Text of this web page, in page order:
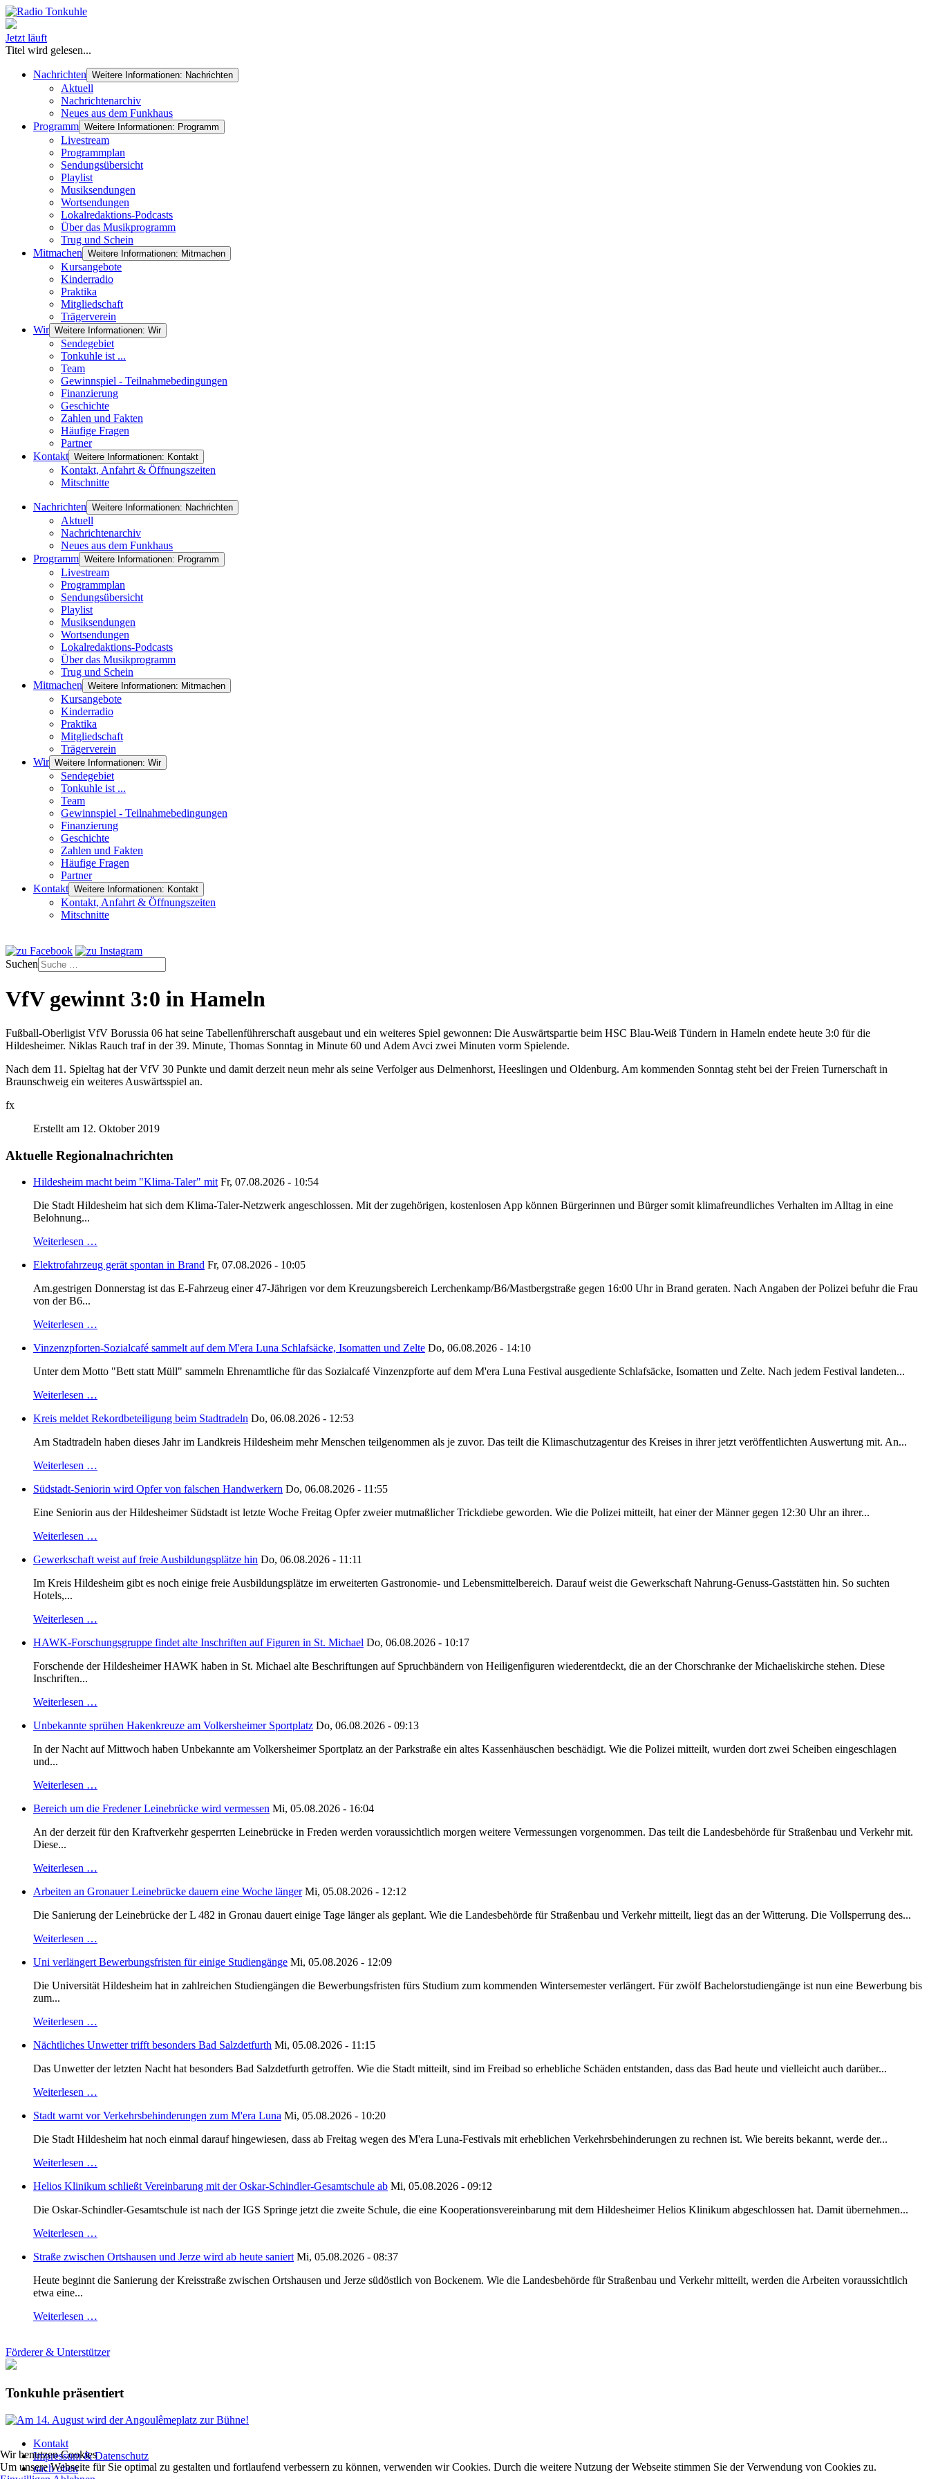
Jetzt läuft
Titel wird gelesen...
Nachrichten Weitere Informationen: Nachrichten
Aktuell
Nachrichtenarchiv
Neues aus dem Funkhaus
Programm Weitere Informationen: Programm
Livestream
Programmplan
Sendungsübersicht
Playlist
Musiksendungen
Wortsendungen
Lokalredaktions-Podcasts
Über das Musikprogramm
Trug und Schein
Mitmachen Weitere Informationen: Mitmachen
Kursangebote
Kinderradio
Praktika
Mitgliedschaft
Trägerverein
Wir Weitere Informationen: Wir
Sendegebiet
Tonkuhle ist ...
Team
Gewinnspiel - Teilnahmebedingungen
Finanzierung
Geschichte
Zahlen und Fakten
Häufige Fragen
Partner
Kontakt Weitere Informationen: Kontakt
Kontakt, Anfahrt & Öffnungszeiten
Mitschnitte
Nachrichten Weitere Informationen: Nachrichten
Aktuell
Nachrichtenarchiv
Neues aus dem Funkhaus
Programm Weitere Informationen: Programm
Livestream
Programmplan
Sendungsübersicht
Playlist
Musiksendungen
Wortsendungen
Lokalredaktions-Podcasts
Über das Musikprogramm
Trug und Schein
Mitmachen Weitere Informationen: Mitmachen
Kursangebote
Kinderradio
Praktika
Mitgliedschaft
Trägerverein
Wir Weitere Informationen: Wir
Sendegebiet
Tonkuhle ist ...
Team
Gewinnspiel - Teilnahmebedingungen
Finanzierung
Geschichte
Zahlen und Fakten
Häufige Fragen
Partner
Kontakt Weitere Informationen: Kontakt
Kontakt, Anfahrt & Öffnungszeiten
Mitschnitte
Suchen
VfV gewinnt 3:0 in Hameln
Fußball-Oberligist VfV Borussia 06 hat seine Tabellenführerschaft ausgebaut und ein weiteres Spiel gewonnen: Die Auswärtspartie beim HSC Blau-Weiß Tündern in Hameln endete heute 3:0 für die
Hildesheimer. Niklas Rauch traf in der 39. Minute, Thomas Sonntag in Minute 60 und Adem Avci zwei Minuten vorm Spielende.
Nach dem 11. Spieltag hat der VfV 30 Punkte und damit derzeit neun mehr als seine Verfolger aus Delmenhorst, Heeslingen und Oldenburg. Am kommenden Sonntag steht bei der Freien Turnerschaft in
Braunschweig ein weiteres Auswärtsspiel an.
fx
Erstellt am 12. Oktober 2019
Aktuelle Regionalnachrichten
Hildesheim macht beim "Klima-Taler" mit Fr, 07.08.2026 - 10:54
Die Stadt Hildesheim hat sich dem Klima-Taler-Netzwerk angeschlossen. Mit der zugehörigen, kostenlosen App können Bürgerinnen und Bürger somit klimafreundliches Verhalten im Alltag in eine
Belohnung...
Weiterlesen …
Elektrofahrzeug gerät spontan in Brand Fr, 07.08.2026 - 10:05
Am.gestrigen Donnerstag ist das E-Fahrzeug einer 47-Jährigen vor dem Kreuzungsbereich Lerchenkamp/B6/Mastbergstraße gegen 16:00 Uhr in Brand geraten. Nach Angaben der Polizei befuhr die Frau
von der B6...
Weiterlesen …
Vinzenzpforten-Sozialcafé sammelt auf dem M'era Luna Schlafsäcke, Isomatten und Zelte Do, 06.08.2026 - 14:10
Unter dem Motto "Bett statt Müll" sammeln Ehrenamtliche für das Sozialcafé Vinzenzpforte auf dem M'era Luna Festival ausgediente Schlafsäcke, Isomatten und Zelte. Nach jedem Festival landeten...
Weiterlesen …
Kreis meldet Rekordbeteiligung beim Stadtradeln Do, 06.08.2026 - 12:53
Am Stadtradeln haben dieses Jahr im Landkreis Hildesheim mehr Menschen teilgenommen als je zuvor. Das teilt die Klimaschutzagentur des Kreises in ihrer jetzt veröffentlichten Auswertung mit. An...
Weiterlesen …
Südstadt-Seniorin wird Opfer von falschen Handwerkern Do, 06.08.2026 - 11:55
Eine Seniorin aus der Hildesheimer Südstadt ist letzte Woche Freitag Opfer zweier mutmaßlicher Trickdiebe geworden. Wie die Polizei mitteilt, hat einer der Männer gegen 12:30 Uhr an ihrer...
Weiterlesen …
Gewerkschaft weist auf freie Ausbildungsplätze hin Do, 06.08.2026 - 11:11
Im Kreis Hildesheim gibt es noch einige freie Ausbildungsplätze im erweiterten Gastronomie- und Lebensmittelbereich. Darauf weist die Gewerkschaft Nahrung-Genuss-Gaststätten hin. So suchten
Hotels,...
Weiterlesen …
HAWK-Forschungsgruppe findet alte Inschriften auf Figuren in St. Michael Do, 06.08.2026 - 10:17
Forschende der Hildesheimer HAWK haben in St. Michael alte Beschriftungen auf Spruchbändern von Heiligenfiguren wiederentdeckt, die an der Chorschranke der Michaeliskirche stehen. Diese
Inschriften...
Weiterlesen …
Unbekannte sprühen Hakenkreuze am Volkersheimer Sportplatz Do, 06.08.2026 - 09:13
In der Nacht auf Mittwoch haben Unbekannte am Volkersheimer Sportplatz an der Parkstraße ein altes Kassenhäuschen beschädigt. Wie die Polizei mitteilt, wurden dort zwei Scheiben eingeschlagen
und...
Weiterlesen …
Bereich um die Fredener Leinebrücke wird vermessen Mi, 05.08.2026 - 16:04
An der derzeit für den Kraftverkehr gesperrten Leinebrücke in Freden werden voraussichtlich morgen weitere Vermessungen vorgenommen. Das teilt die Landesbehörde für Straßenbau und Verkehr mit.
Diese...
Weiterlesen …
Arbeiten an Gronauer Leinebrücke dauern eine Woche länger Mi, 05.08.2026 - 12:12
Die Sanierung der Leinebrücke der L 482 in Gronau dauert einige Tage länger als geplant. Wie die Landesbehörde für Straßenbau und Verkehr mitteilt, liegt das an der Witterung. Die Vollsperrung des...
Weiterlesen …
Uni verlängert Bewerbungsfristen für einige Studiengänge Mi, 05.08.2026 - 12:09
Die Universität Hildesheim hat in zahlreichen Studiengängen die Bewerbungsfristen fürs Studium zum kommenden Wintersemester verlängert. Für zwölf Bachelorstudiengänge ist nun eine Bewerbung bis
zum...
Weiterlesen …
Nächtliches Unwetter trifft besonders Bad Salzdetfurth Mi, 05.08.2026 - 11:15
Das Unwetter der letzten Nacht hat besonders Bad Salzdetfurth getroffen. Wie die Stadt mitteilt, sind im Freibad so erhebliche Schäden entstanden, dass das Bad heute und vielleicht auch darüber...
Weiterlesen …
Stadt warnt vor Verkehrsbehinderungen zum M'era Luna Mi, 05.08.2026 - 10:20
Die Stadt Hildesheim hat noch einmal darauf hingewiesen, dass ab Freitag wegen des M'era Luna-Festivals mit erheblichen Verkehrsbehinderungen zu rechnen ist. Wie bereits bekannt, werde der...
Weiterlesen …
Helios Klinikum schließt Vereinbarung mit der Oskar-Schindler-Gesamtschule ab Mi, 05.08.2026 - 09:12
Die Oskar-Schindler-Gesamtschule ist nach der IGS Springe jetzt die zweite Schule, die eine Kooperationsvereinbarung mit dem Hildesheimer Helios Klinikum abgeschlossen hat. Damit übernehmen...
Weiterlesen …
Straße zwischen Ortshausen und Jerze wird ab heute saniert Mi, 05.08.2026 - 08:37
Heute beginnt die Sanierung der Kreisstraße zwischen Ortshausen und Jerze südöstlich von Bockenem. Wie die Landesbehörde für Straßenbau und Verkehr mitteilt, werden die Arbeiten voraussichtlich
etwa eine...
Weiterlesen …
Förderer & Unterstützer
Tonkuhle präsentiert
Kontakt
Impressum & Datenschutz
nach oben
Wir benutzen Cookies
Um unsere Webseite für Sie optimal zu gestalten und fortlaufend verbessern zu können, verwenden wir Cookies. Durch die weitere Nutzung der Webseite stimmen Sie der Verwendung von Cookies zu.